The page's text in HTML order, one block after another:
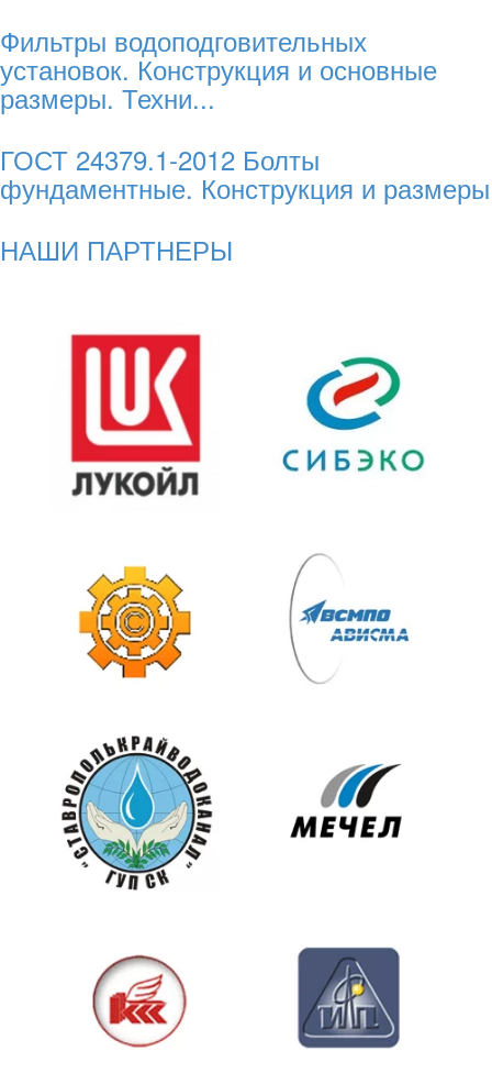
Фильтры водоподговительных
установок. Конструкция и основные
размеры. Техни...
ГОСТ 24379.1-2012 Болты
фундаментные. Конструкция и размеры
НАШИ ПАРТНЕРЫ